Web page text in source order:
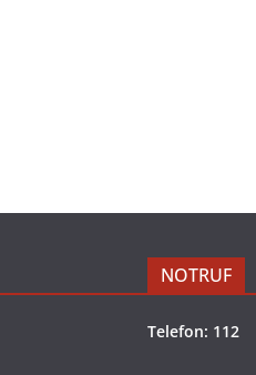
NOTRUF
Telefon: 112